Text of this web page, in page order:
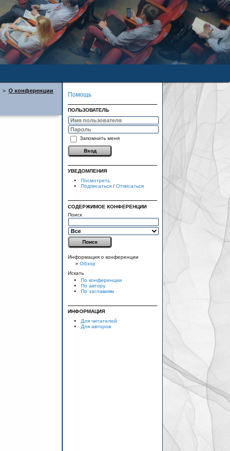
Помощь
ПОЛЬЗОВАТЕЛЬ
Запомнить меня
УВЕДОМЛЕНИЯ
Посмотреть
Подписаться/ Отписаться
СОДЕРЖИМОЕ КОНФЕРЕНЦИИ
Поиск
Информация о конференции
»Обзор
Искать
По конференции
По автору
По заглавиям
ИНФОРМАЦИЯ
Для читателей
Для авторов
> О конференции